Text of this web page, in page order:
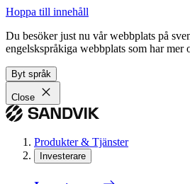
Hoppa till innehåll
Du besöker just nu vår webbplats på
engelskspråkiga webbplats som har mer
Byt språk
Close
Produkter & Tjänster
Investerare